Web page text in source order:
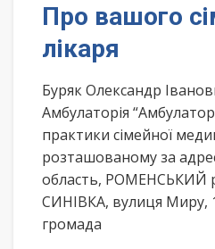
Про вашого
лікаря
Буряк Олександр
Амбулаторія
практики сімейної
розташованому за
область, РОМЕНСЬКИЙ
СИНІВКА, вулиця Миру,
громада